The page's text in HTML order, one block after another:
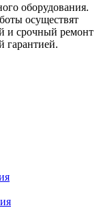
оборудования.
осуществят
и срочный ремонт
гарантией.